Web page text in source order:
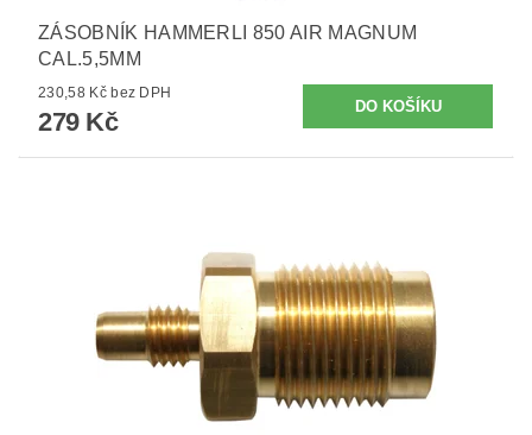
ZÁSOBNÍK HAMMERLI 850 AIR MAGNUM
CAL.5,5MM
230,58 Kč bez DPH
279 Kč